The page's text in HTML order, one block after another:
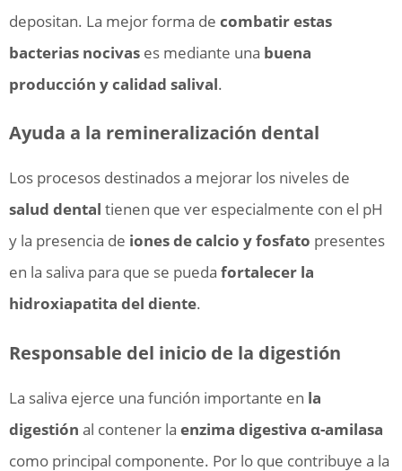
depositan. La mejor forma de combatir estas
bacterias nocivas es mediante una buena
producción y calidad salival.
Ayuda a la remineralización dental
Los procesos destinados a mejorar los niveles de
salud dental tienen que ver especialmente con el pH
y la presencia de iones de calcio y fosfato presentes
en la saliva para que se pueda fortalecer la
hidroxiapatita del diente.
Responsable del inicio de la digestión
La saliva ejerce una función importante en la
digestión al contener la enzima digestiva α-amilasa
como principal componente. Por lo que contribuye a la